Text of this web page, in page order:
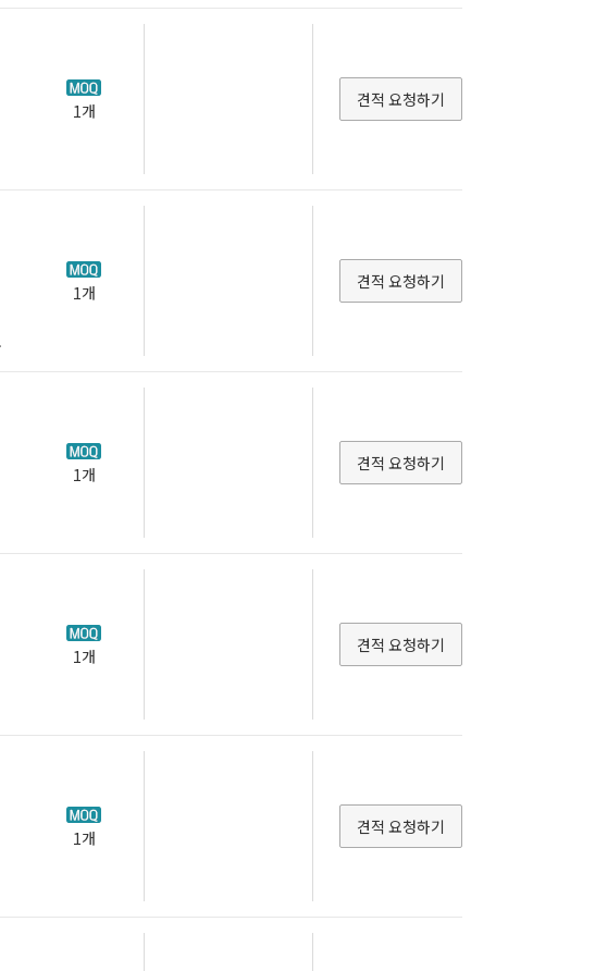
1개
견적 요청하기
1개
견적 요청하기
1개
견적 요청하기
1개
견적 요청하기
1개
견적 요청하기